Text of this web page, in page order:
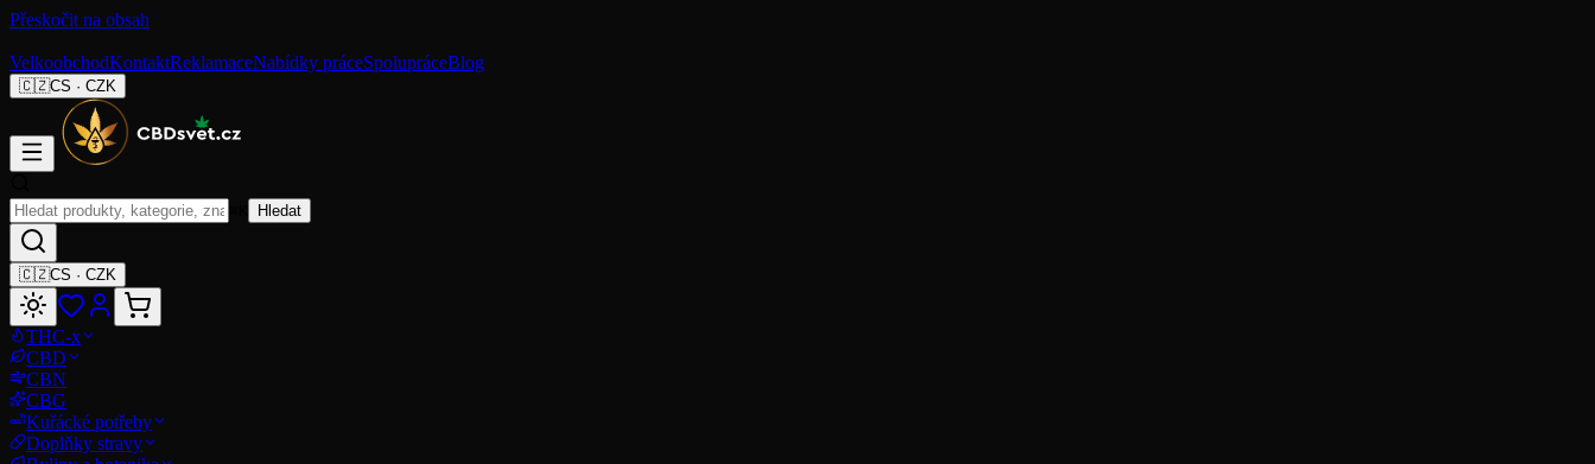
Přeskočit na obsah
VelkoobchodKontaktReklamaceNabídky práceSpolupráceBlog
🇨🇿CS · CZK
Hledat
🇨🇿CS · CZK
THC-x
CBD
CBN
CBG
Kuřácké potřeby
Doplňky stravy